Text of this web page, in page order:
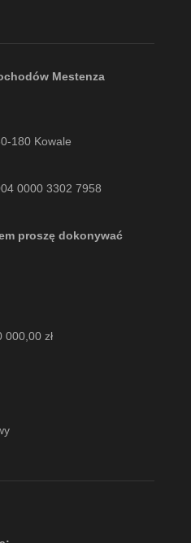
Mestenza
180 Kowale
0000 3302 7958
proszę dokonywać
000,00 zł